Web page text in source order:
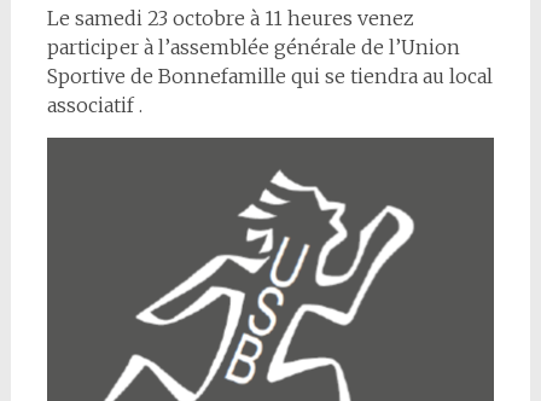
Le samedi 23 octobre à 11 heures venez
participer à l’assemblée générale de l’Union
Sportive de Bonnefamille qui se tiendra au local
associatif .